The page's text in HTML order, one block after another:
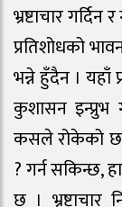
भ्रष्टाचार
प्रतिशोधको
भन्ने हुँदैन । यहाँ
कुशासन
कसले रोकेको छ
? गर्न सकिन्छ,
छ । भ्रष्टाचार